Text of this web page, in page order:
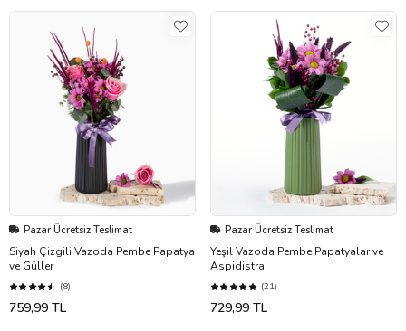
Pazar Ücretsiz Teslimat
Siyah Çizgili Vazoda Pembe Papatya
ve Güller
(8)
759,99 TL
Pazar Ücretsiz Teslimat
Yeşil Vazoda Pembe Papatyalar ve
Aspidistra
(21)
729,99 TL